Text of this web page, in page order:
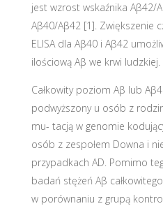
jest wzrost wskaźnika Aβ42/
Aβ40/Aβ42 [1]. Zwiększenie
ELISA dla Aβ40 i Aβ42
ilościową Aβ we krwi ludzkiej.
Całkowity poziom Aβ lub
podwyższony u osób z
mu- tacją w genomie
osób z zespołem Downa i
przypadkach AD. Pomimo
badań stężeń Aβ
w porównaniu z grupą